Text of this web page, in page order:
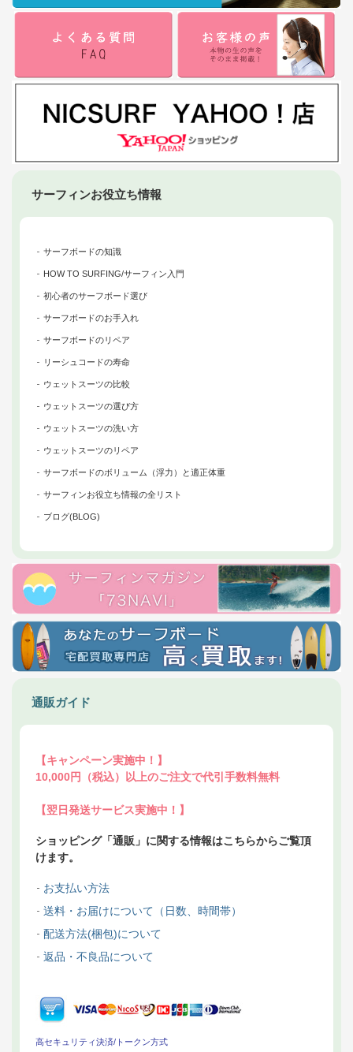
サーフィンお役立ち情報
サーフボードの知識
HOW TO SURFING/サーフィン入門
初心者のサーフボード選び
サーフボードのお手入れ
サーフボードのリペア
リーシュコードの寿命
ウェットスーツの比較
ウェットスーツの選び方
ウェットスーツの洗い方
ウェットスーツのリペア
サーフボードのボリューム（浮力）と適正体重
サーフィンお役立ち情報の全リスト
ブログ(BLOG)
通販ガイド
【キャンペーン実施中！】
10,000円（税込）以上のご注文で代引手数料無料
【翌日発送サービス実施中！】
ショッピング「通販」に関する情報はこちらからご覧頂
けます。
お支払い方法
送料・お届けについて（日数、時間帯）
配送方法(梱包)について
返品・不良品について
高セキュリティ決済/トークン方式